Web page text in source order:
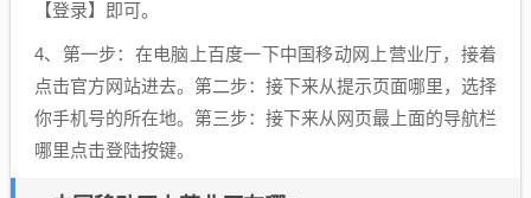
【登录】即可。
4、第一步：在电脑上百度一下中国移动网上营业厅，接着
点击官方网站进去。第二步：接下来从提示页面哪里，选择
你手机号的所在地。第三步：接下来从网页最上面的导航栏
哪里点击登陆按键。